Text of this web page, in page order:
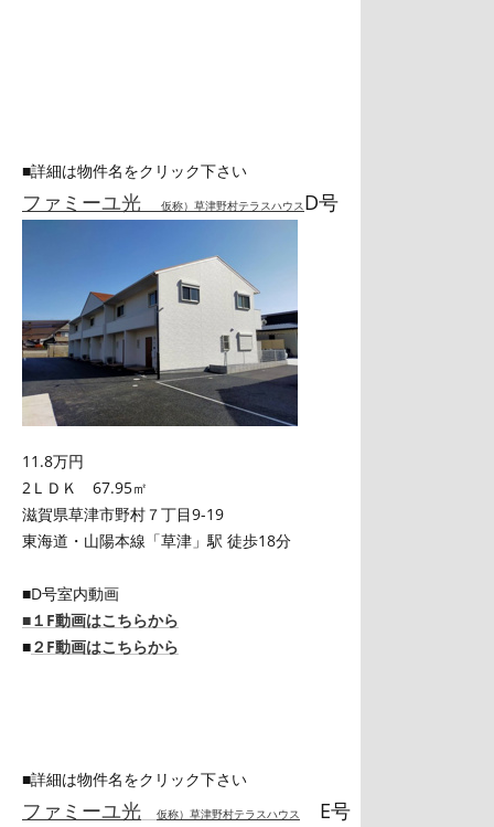
■詳細は物件名をクリック下さい
ファミーユ光 仮称）草津野村テラスハウスD号
11.8万円
2ＬＤＫ 67.95㎡
滋賀県草津市野村７丁目9-19
東海道・山陽本線「草津」駅 徒歩18分
■D号室内動画
■１F動画はこちらから
■２F動画はこちらから
■詳細は物件名をクリック下さい
ファミーユ光 仮称）草津野村テラスハウス E号